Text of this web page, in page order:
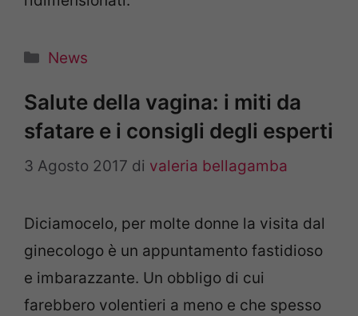
Categorie
News
Salute della vagina: i miti da
sfatare e i consigli degli esperti
3 Agosto 2017 di valeria bellagamba
Diciamocelo, per molte donne la visita dal
ginecologo è un appuntamento fastidioso
e imbarazzante. Un obbligo di cui
farebbero volentieri a meno e che spesso